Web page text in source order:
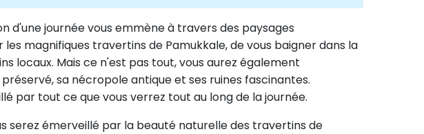
d'une journée vous emmène à travers des paysages
magnifiques travertins de Pamukkale, de vous baigner dans la
locaux. Mais ce n'est pas tout, vous aurez également
sa nécropole antique et ses ruines fascinantes.
par tout ce que vous verrez tout au long de la journée.
serez émerveillé par la beauté naturelle des travertins de